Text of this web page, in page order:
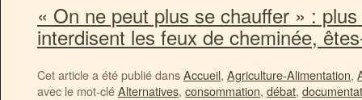
« On ne peut plus se chauffer » :
interdisent les feux de cheminée,
Cet article a été publié dansAccueil, Agriculture-Alimentation,
avec le mot-cléAlternatives, consommation, débat,